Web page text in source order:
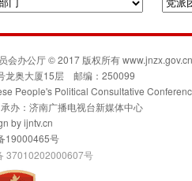
会办公厅 © 2017 版权所有 www.jnzx.gov.cn
龙奥大厦15层 邮编：250099
People's Political Consultative
办：济南广播电视台新媒体中心
byijntv.cn
19000465号
号